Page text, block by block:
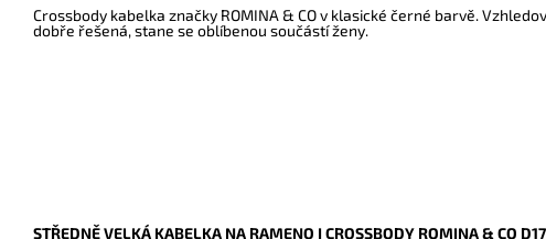
Crossbody kabelka značky ROMINA & CO v klasické černé barvě.
dobře řešená, stane se oblíbenou součástí ženy.
STŘEDNĚ VELKÁ KABELKA NA RAMENO I CROSSBODY ROMINA & CO